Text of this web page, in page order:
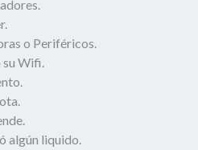
o Periféricos.
su Wifi.
algún liquido.